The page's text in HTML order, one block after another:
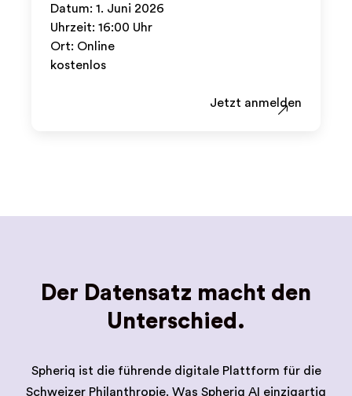
Datum: 1. Juni 2026
Uhrzeit: 16:00 Uhr
Ort: Online
kostenlos
Jetzt anmelden
Der Datensatz macht den
Unterschied.
Spheriq ist die führende digitale Plattform für die
Schweizer Philanthropie. Was Spheriq AI einzigartig